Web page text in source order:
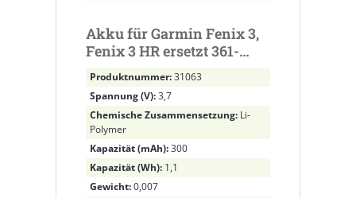
Akku für Garmin Fenix 3,
Fenix 3 HR ersetzt 361-
00034-02
Produktnummer:31063
Spannung (V):3,7
Chemische Zusammensetzung: Li-
Polymer
Kapazität (mAh):300
Kapazität (Wh): 1,1
Gewicht:0,007